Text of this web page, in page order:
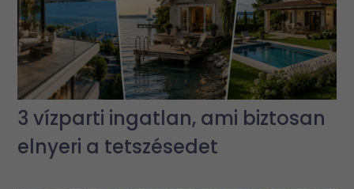
3 vízparti ingatlan, ami biztosan
elnyeri a tetszésedet